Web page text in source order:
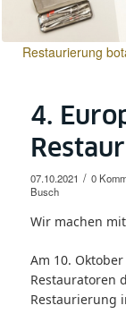
Restaurierung
4.
07.10.2021 / 0
Busch
Wir machen
Am 10.
Restauratoren
Restaurierung